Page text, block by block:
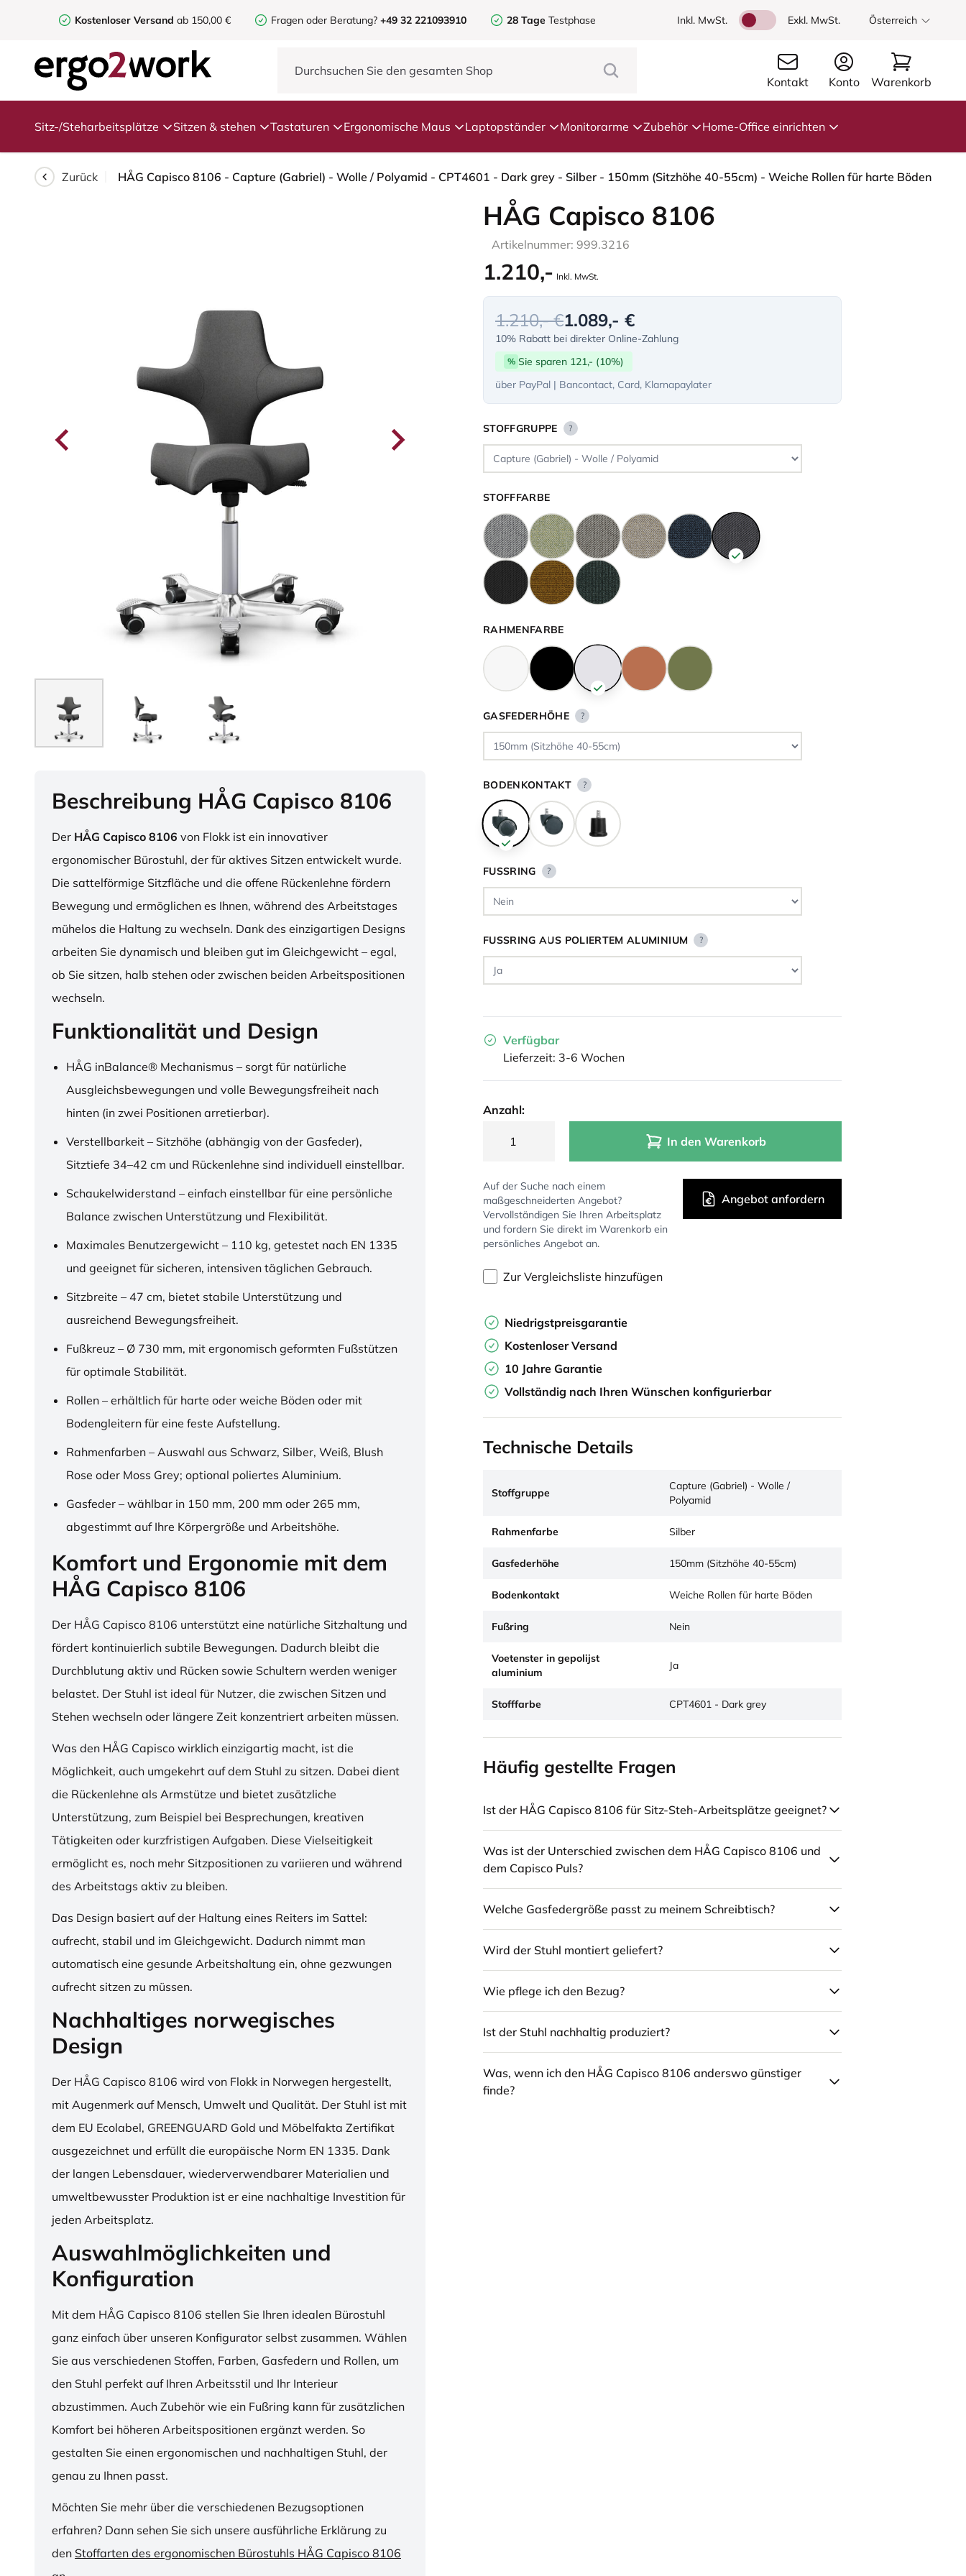
Kostenloser Versand ab 150,00 € Fragen oder Beratung? +49 32 221093910 28 Tage Testphase Inkl. MwSt. Exkl. MwSt. Österreich
Kontakt Konto Warenkorb
Sitz-/Steharbeitsplätze Sitzen & stehen Tastaturen Ergonomische Maus Laptopständer Monitorarme Zubehör Home-Office einrichten
Zurück HÅG Capisco 8106 - Capture (Gabriel) - Wolle / Polyamid - CPT4601 - Dark grey - Silber - 150mm (Sitzhöhe 40-55cm) - Weiche Rollen für harte Böden
Beschreibung HÅG Capisco 8106
Der HÅG Capisco 8106 von Flokk ist ein innovativer
ergonomischer Bürostuhl, der für aktives Sitzen entwickelt wurde.
Die sattelförmige Sitzfläche und die offene Rückenlehne fördern
Bewegung und ermöglichen es Ihnen, während des Arbeitstages
mühelos die Haltung zu wechseln. Dank des einzigartigen Designs
arbeiten Sie dynamisch und bleiben gut im Gleichgewicht – egal,
ob Sie sitzen, halb stehen oder zwischen beiden Arbeitspositionen
wechseln.
Funktionalität und Design
HÅG inBalance® Mechanismus – sorgt für natürliche
Ausgleichsbewegungen und volle Bewegungsfreiheit nach
hinten (in zwei Positionen arretierbar).
Verstellbarkeit – Sitzhöhe (abhängig von der Gasfeder),
Sitztiefe 34–42 cm und Rückenlehne sind individuell einstellbar.
Schaukelwiderstand – einfach einstellbar für eine persönliche
Balance zwischen Unterstützung und Flexibilität.
Maximales Benutzergewicht – 110 kg, getestet nach EN 1335
und geeignet für sicheren, intensiven täglichen Gebrauch.
Sitzbreite – 47 cm, bietet stabile Unterstützung und
ausreichend Bewegungsfreiheit.
Fußkreuz – Ø 730 mm, mit ergonomisch geformten Fußstützen
für optimale Stabilität.
Rollen – erhältlich für harte oder weiche Böden oder mit
Bodengleitern für eine feste Aufstellung.
Rahmenfarben – Auswahl aus Schwarz, Silber, Weiß, Blush
Rose oder Moss Grey; optional poliertes Aluminium.
Gasfeder – wählbar in 150 mm, 200 mm oder 265 mm,
abgestimmt auf Ihre Körpergröße und Arbeitshöhe.
Komfort und Ergonomie mit dem
HÅG Capisco 8106
Der HÅG Capisco 8106 unterstützt eine natürliche Sitzhaltung und
fördert kontinuierlich subtile Bewegungen. Dadurch bleibt die
Durchblutung aktiv und Rücken sowie Schultern werden weniger
belastet. Der Stuhl ist ideal für Nutzer, die zwischen Sitzen und
Stehen wechseln oder längere Zeit konzentriert arbeiten müssen.
Was den HÅG Capisco wirklich einzigartig macht, ist die
Möglichkeit, auch umgekehrt auf dem Stuhl zu sitzen. Dabei dient
die Rückenlehne als Armstütze und bietet zusätzliche
Unterstützung, zum Beispiel bei Besprechungen, kreativen
Tätigkeiten oder kurzfristigen Aufgaben. Diese Vielseitigkeit
ermöglicht es, noch mehr Sitzpositionen zu variieren und während
des Arbeitstags aktiv zu bleiben.
Das Design basiert auf der Haltung eines Reiters im Sattel:
aufrecht, stabil und im Gleichgewicht. Dadurch nimmt man
automatisch eine gesunde Arbeitshaltung ein, ohne gezwungen
aufrecht sitzen zu müssen.
Nachhaltiges norwegisches
Design
Der HÅG Capisco 8106 wird von Flokk in Norwegen hergestellt,
mit Augenmerk auf Mensch, Umwelt und Qualität. Der Stuhl ist mit
dem EU Ecolabel, GREENGUARD Gold und Möbelfakta Zertifikat
ausgezeichnet und erfüllt die europäische Norm EN 1335. Dank
der langen Lebensdauer, wiederverwendbarer Materialien und
umweltbewusster Produktion ist er eine nachhaltige Investition für
jeden Arbeitsplatz.
Auswahlmöglichkeiten und
Konfiguration
Mit dem HÅG Capisco 8106 stellen Sie Ihren idealen Bürostuhl
ganz einfach über unseren Konfigurator selbst zusammen. Wählen
Sie aus verschiedenen Stoffen, Farben, Gasfedern und Rollen, um
den Stuhl perfekt auf Ihren Arbeitsstil und Ihr Interieur
abzustimmen. Auch Zubehör wie ein Fußring kann für zusätzlichen
Komfort bei höheren Arbeitspositionen ergänzt werden. So
gestalten Sie einen ergonomischen und nachhaltigen Stuhl, der
genau zu Ihnen passt.
Möchten Sie mehr über die verschiedenen Bezugsoptionen
erfahren? Dann sehen Sie sich unsere ausführliche Erklärung zu
den Stoffarten des ergonomischen Bürostuhls HÅG Capisco 8106
HÅG Capisco 8106
Artikelnummer: 999.3216
1.210,- Inkl. MwSt.
1.210,- €1.089,- €
10% Rabatt bei direkter Online-Zahlung
% Sie sparen 121,- (10%)
über PayPal | Bancontact, Card, Klarnapaylater
STOFFGRUPPE ?
STOFFFARBE
RAHMENFARBE
GASFEDERHÖHE ?
BODENKONTAKT ?
FUSSRING ?
FUSSRING AUS POLIERTEM ALUMINIUM ?
Verfügbar
Lieferzeit: 3-6 Wochen
Anzahl:
In den Warenkorb
Auf der Suche nach einem
maßgeschneiderten Angebot?
Vervollständigen Sie Ihren Arbeitsplatz
und fordern Sie direkt im Warenkorb ein
persönliches Angebot an.
Angebot anfordern
Zur Vergleichsliste hinzufügen
Niedrigstpreisgarantie
Kostenloser Versand
10 Jahre Garantie
Vollständig nach Ihren Wünschen konfigurierbar
Technische Details
Stoffgruppe
Capture (Gabriel) - Wolle /
Polyamid
Rahmenfarbe Silber
Gasfederhöhe 150mm (Sitzhöhe 40-55cm)
Bodenkontakt Weiche Rollen für harte Böden
Fußring Nein
Voetenster in gepolijst
aluminium
Ja
Stofffarbe CPT4601 - Dark grey
Häufig gestellte Fragen
Ist der HÅG Capisco 8106 für Sitz-Steh-Arbeitsplätze geeignet?
Was ist der Unterschied zwischen dem HÅG Capisco 8106 und
dem Capisco Puls?
Welche Gasfedergröße passt zu meinem Schreibtisch?
Wird der Stuhl montiert geliefert?
Wie pflege ich den Bezug?
Ist der Stuhl nachhaltig produziert?
Was, wenn ich den HÅG Capisco 8106 anderswo günstiger
finde?